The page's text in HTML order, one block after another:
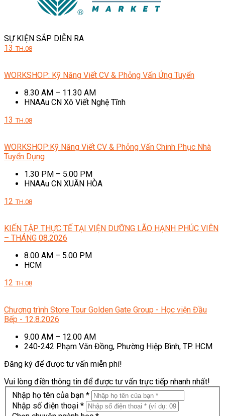
SỰ KIỆN SẮP DIỄN RA
13 TH.08
WORKSHOP: Kỹ Năng Viết CV & Phỏng Vấn Ứng Tuyển
8.30 AM – 11.30 AM
HNAAu CN Xô Viết Nghệ Tĩnh
13 TH.08
WORKSHOP:Kỹ Năng Viết CV & Phỏng Vấn Chinh Phục Nhà
Tuyển Dụng
1.30 PM – 5.00 PM
HNAAu CN XUÂN HÒA
12 TH.08
KIẾN TẬP THỰC TẾ TẠI VIỆN DƯỠNG LÃO HẠNH PHÚC VIÊN
– THÁNG 08.2026
8.00 AM – 5.00 PM
HCM
12 TH.08
Chương trình Store Tour Golden Gate Group - Học viện Đầu
Bếp - 12.8.2026
9.00 AM – 12.00 AM
240-242 Phạm Văn Đồng, Phường Hiệp Bình, TP. HCM
Đăng ký để được tư vấn miễn phí!
Vui lòng điền thông tin để được tư vấn trực tiếp nhanh nhất!
Nhập họ tên của bạn *
Nhập số điện thoại *